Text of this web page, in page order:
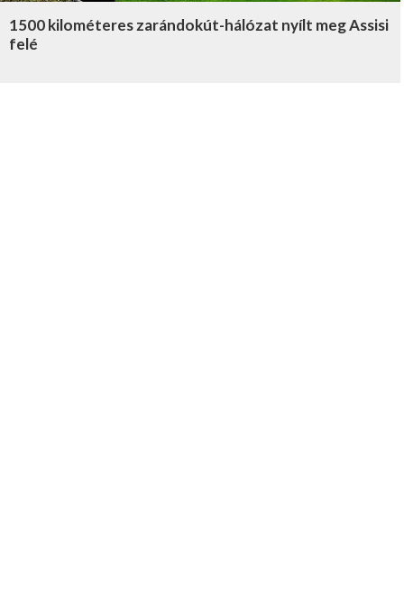
1500 kilométeres zarándokút-hálózat nyílt meg Assisi
felé